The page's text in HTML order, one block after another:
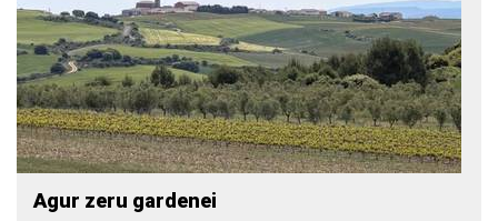
Agur zeru gardenei